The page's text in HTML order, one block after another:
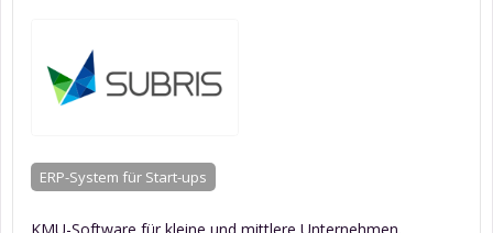
ERP-System für Start-ups